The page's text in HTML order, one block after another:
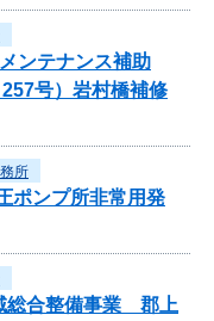
ンテナンス補助
号）岩村橋補修
所
ポンプ所非常用発
総合整備事業 郡上